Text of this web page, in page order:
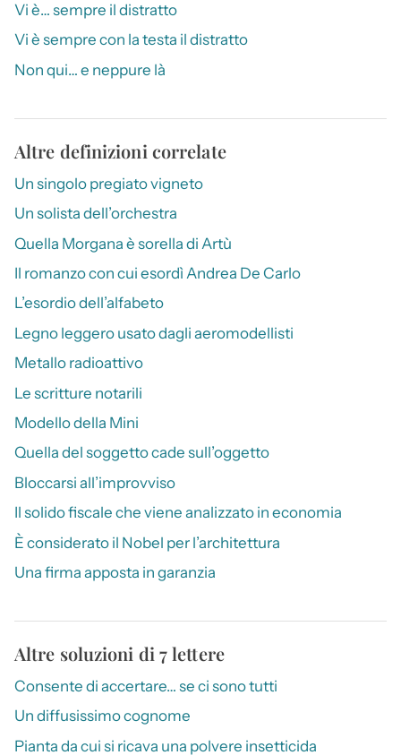
Vi è… sempre il distratto
Vi è sempre con la testa il distratto
Non qui… e neppure là
Altre definizioni correlate
Un singolo pregiato vigneto
Un solista dell’orchestra
Quella Morgana è sorella di Artù
Il romanzo con cui esordì Andrea De Carlo
L’esordio dell’alfabeto
Legno leggero usato dagli aeromodellisti
Metallo radioattivo
Le scritture notarili
Modello della Mini
Quella del soggetto cade sull’oggetto
Bloccarsi all’improvviso
Il solido fiscale che viene analizzato in economia
È considerato il Nobel per l’architettura
Una firma apposta in garanzia
Altre soluzioni di 7 lettere
Consente di accertare… se ci sono tutti
Un diffusissimo cognome
Pianta da cui si ricava una polvere insetticida